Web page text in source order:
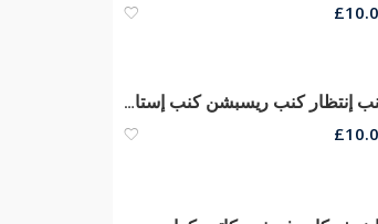
£
كنب إنتظار كنب ريسبشن كنب إستانلس مقاعد إنتظار كنب جلد
£